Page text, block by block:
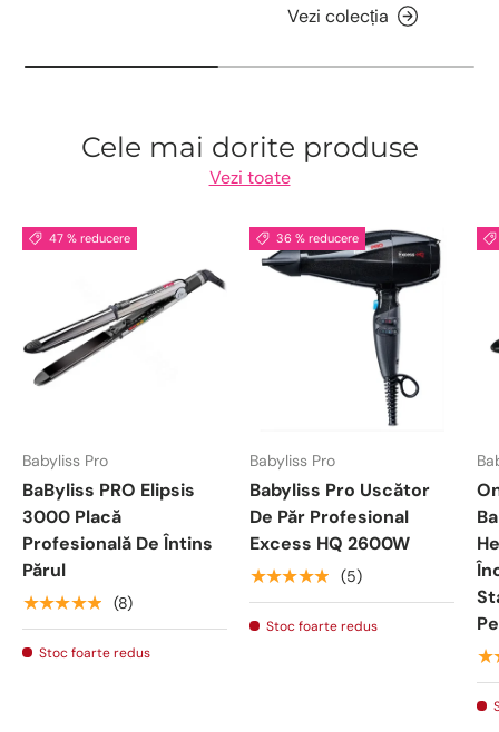
Vezi colecția
Cele mai dorite produse
Vezi toate
47 % reducere
Babyliss Pro
BaByliss PRO Elipsis
3000 Placă
Profesională De Întins
Părul
★★★★★ (8)
Stoc foarte redus
36 % reducere
Babyliss Pro
Babyliss Pro Uscător
De Păr Profesional
Excess HQ 2600W
★★★★★ (5)
Stoc foarte redus